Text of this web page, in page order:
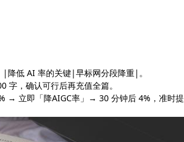
降低 AI 率的关键|早标网分段降重|。
，确认可行后再充值全篇。
→ 立即「降AIGC率」→ 30 分钟后 4%，准时提